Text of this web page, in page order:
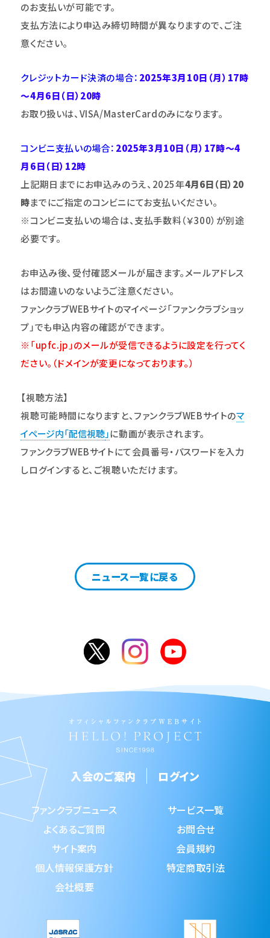
のお支払いが可能です。
支払方法により申込み締切時間が異なりますので、ご注
意ください。
クレジットカード決済の場合： 2025年3月10日（月）17時
～4月6日（日）20時
お取り扱いは、VISA/MasterCardのみになります。
コンビニ支払いの場合： 2025年3月10日（月）17時～4
月6日（日）12時
上記期日までにお申込みのうえ、 2025年4月6日（日）20
時までにご指定のコンビニにてお支払いください。
※コンビニ支払いの場合は、支払手数料（￥300）が別途
必要です。
お申込み後、受付確認メールが届きます。メールアドレス
はお間違いのないようご注意ください。
ファンクラブWEBサイトのマイページ「ファンクラブショッ
プ」でも申込内容の確認ができます。
※「upfc.jp」のメールが受信できるように設定を行ってく
ださい。 （ドメインが変更になっております。）
【視聴方法】
視聴可能時間になりますと、ファンクラブWEBサイトのマ
イページ内「配信視聴」に動画が表示されます。
ファンクラブWEBサイトにて会員番号・パスワードを入力
しログインすると、ご視聴いただけます。
ニュース一覧に戻る
入会のご案内 ログイン
ファンクラブニュース
サービス一覧
よくあるご質問
お問合せ
サイト案内
会員規約
個人情報保護方針
特定商取引法
会社概要